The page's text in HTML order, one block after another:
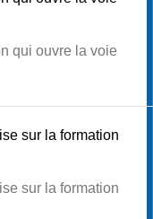
qui ouvre la voie
sur la formation
sur la formation